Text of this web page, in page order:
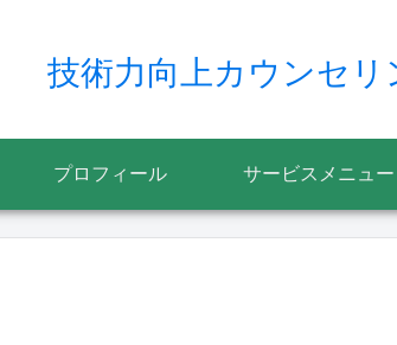
技術力向上カウンセリ
プロフィール サービスメニュー